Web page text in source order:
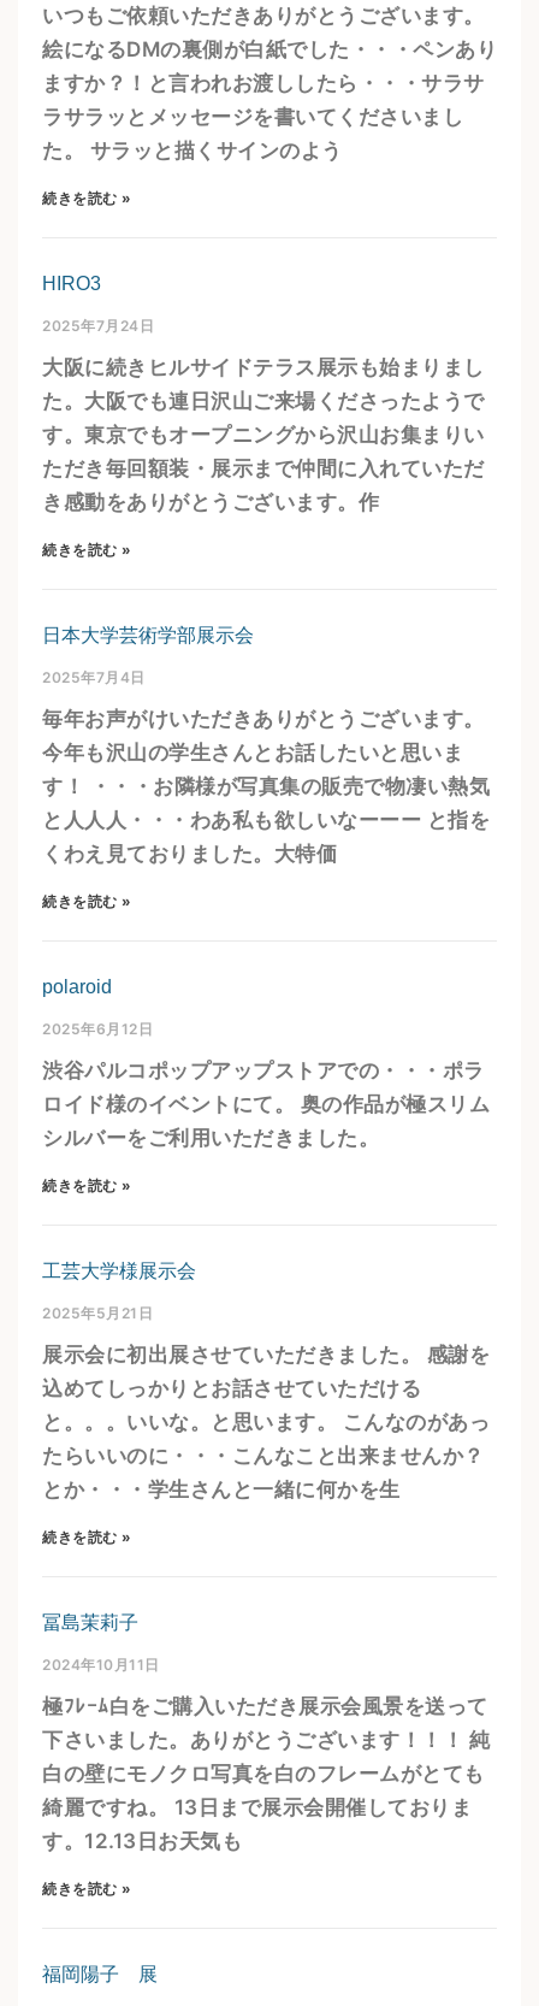
いつもご依頼いただきありがとうございます。
絵になるDMの裏側が白紙でした・・・ペンあり
ますか？！と言われお渡ししたら・・・サラサ
ラサラッとメッセージを書いてくださいまし
た。 サラッと描くサインのよう
続きを読む »
HIRO3
2025年7月24日
大阪に続きヒルサイドテラス展示も始まりまし
た。大阪でも連日沢山ご来場くださったようで
す。東京でもオープニングから沢山お集まりい
ただき毎回額装・展示まで仲間に入れていただ
き感動をありがとうございます。作
続きを読む »
日本大学芸術学部展示会
2025年7月4日
毎年お声がけいただきありがとうございます。
今年も沢山の学生さんとお話したいと思いま
す！ ・・・お隣様が写真集の販売で物凄い熱気
と人人人・・・わあ私も欲しいなーーー と指を
くわえ見ておりました。大特価
続きを読む »
polaroid
2025年6月12日
渋谷パルコポップアップストアでの・・・ポラ
ロイド様のイベントにて。 奥の作品が極スリム
シルバーをご利用いただきました。
続きを読む »
工芸大学様展示会
2025年5月21日
展示会に初出展させていただきました。 感謝を
込めてしっかりとお話させていただける
と。。。いいな。と思います。 こんなのがあっ
たらいいのに・・・こんなこと出来ませんか？
とか・・・学生さんと一緒に何かを生
続きを読む »
冨島茉莉子
2024年10月11日
極ﾌﾚｰﾑ白をご購入いただき展示会風景を送って
下さいました。ありがとうございます！！！ 純
白の壁にモノクロ写真を白のフレームがとても
綺麗ですね。 13日まで展示会開催しておりま
す。12.13日お天気も
続きを読む »
福岡陽子 展